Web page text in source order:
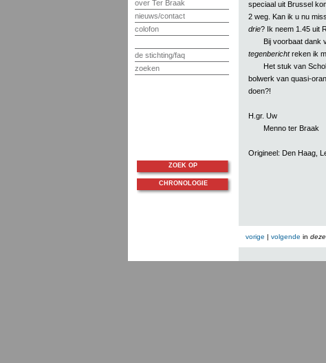
over Ter Braak
nieuws/contact
colofon
de stichting/faq
zoeken
speciaal uit Brussel
2 weg. Kan ik u nu
drie? Ik neem 1.45 uit
Bij voorbaat dank
tegenberichtreken ik
Het stuk van
bolwerk van quasi-
doen?!
H.gr. Uw
Menno ter Braak
Origineel: Den Haag,
vorige | volgende in deze
ZOEK OP
CHRONOLOGIE